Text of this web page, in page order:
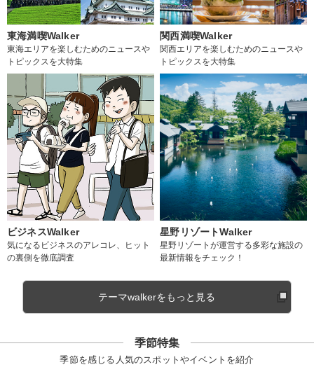
東海満喫Walker
東海エリアを楽しむためのニュースや
トピックスを大特集
関西満喫Walker
関西エリアを楽しむためのニュースや
トピックスを大特集
ビジネスWalker
気になるビジネスのアレコレ、ヒット
の裏側を徹底調査
星野リゾートWalker
星野リゾートが運営する多彩な施設の
最新情報をチェック！
テーマwalkerをもっと見る
季節特集
季節を感じる人気のスポットやイベントを紹介